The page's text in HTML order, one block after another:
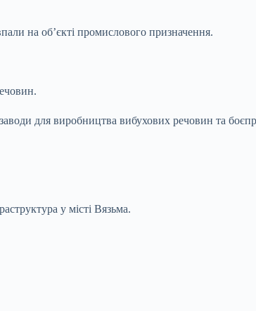
на об’єкті промислового призначення.
для виробництва вибухових речовин та
у місті Вязьма.